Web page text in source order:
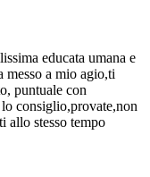
educata umana e
messo a mio agio,ti
puntuale con
consiglio,provate,non
allo stesso tempo